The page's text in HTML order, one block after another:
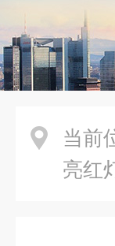
当前
亮红